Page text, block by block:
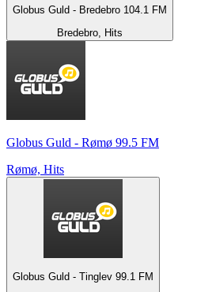
Globus Guld - Bredebro 104.1 FM
Bredebro, Hits
Globus Guld - Rømø 99.5 FM
Rømø, Hits
Globus Guld - Tinglev 99.1 FM